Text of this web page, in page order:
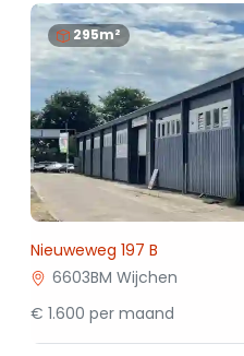
295m²
Nieuweweg 197 B
6603BM Wijchen
€ 1.600 per maand